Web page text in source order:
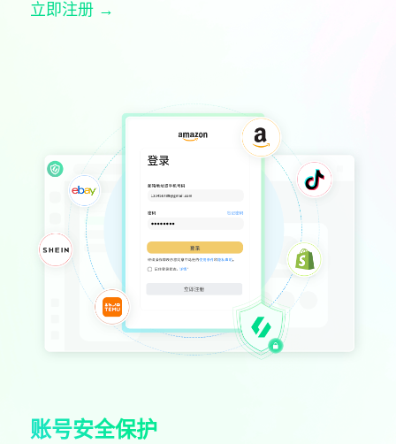
立即注册 →
账号安全保护